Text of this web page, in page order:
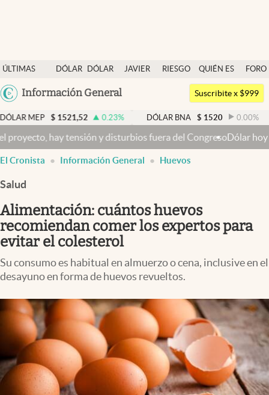
ÚLTIMAS
NOTICIAS
DÓLAR
DÓLAR
JAVIER
RIESGO
QUIÉN ES
QUIÉN
FORO
Argentina
México
Información General
Dólar
Members
Economía y Política
Finanzas y Mercados
Mercados Online
Columnistas
Otras secciones
Infotechnology
Clase
Mundial 2026
Eventos Corporativos
El Cronista Studio
Suscribite x $999
$ 1521,52 0.23% DÓLAR BNA $ 1520 0.00 %
fuera del CongresoDólar hoy y dólar blue hoy: cuál es
El Cronista Información General Huevos
Salud
Alimentación: cuántos huevos
recomiendan comer los expertos para
evitar el colesterol
Su consumo es habitual en almuerzo o cena, inclusive en el
desayuno en forma de huevos revueltos.